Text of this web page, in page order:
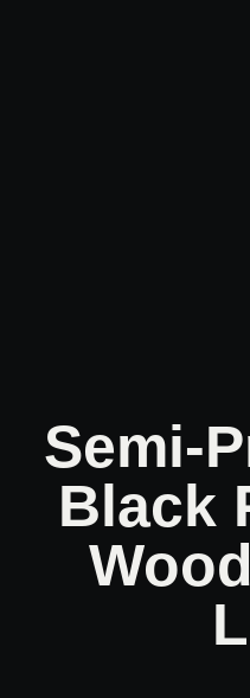
Semi-
Black